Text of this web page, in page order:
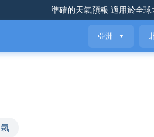
準確的天氣預報 適用於全球
亞洲 ▼